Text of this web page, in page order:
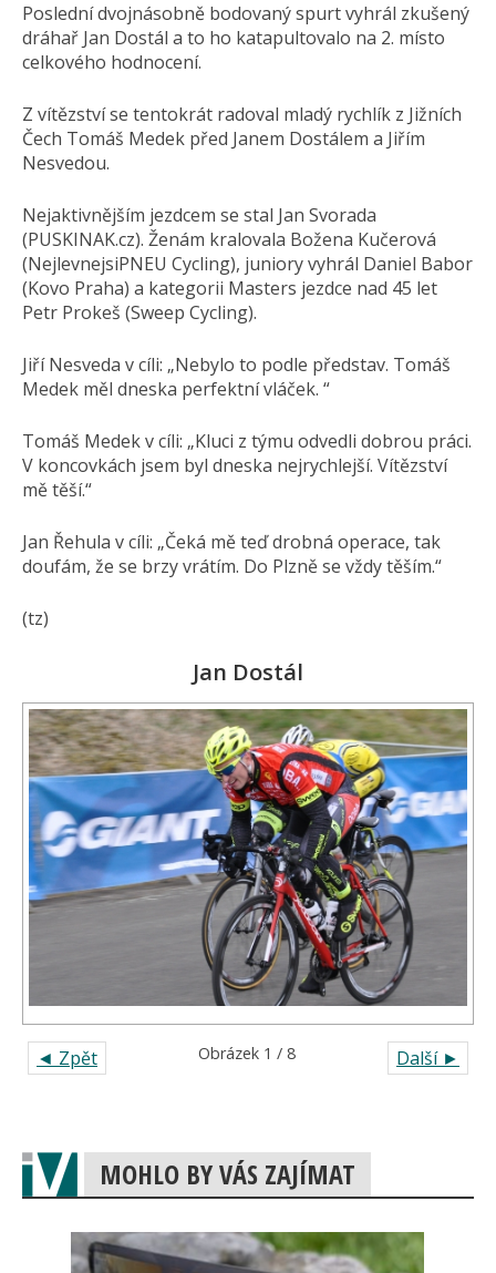
Poslední dvojnásobně bodovaný spurt vyhrál zkušený
dráhař Jan Dostál a to ho katapultovalo na 2. místo
celkového hodnocení.
Z vítězství se tentokrát radoval mladý rychlík z Jižních
Čech Tomáš Medek před Janem Dostálem a Jiřím
Nesvedou.
Nejaktivnějším jezdcem se stal Jan Svorada
(PUSKINAK.cz). Ženám kralovala Božena Kučerová
(NejlevnejsiPNEU Cycling), juniory vyhrál Daniel Babor
(Kovo Praha) a kategorii Masters jezdce nad 45 let
Petr Prokeš (Sweep Cycling).
Jiří Nesveda v cíli: „Nebylo to podle představ. Tomáš
Medek měl dneska perfektní vláček. “
Tomáš Medek v cíli: „Kluci z týmu odvedli dobrou práci.
V koncovkách jsem byl dneska nejrychlejší. Vítězství
mě těší.“
Jan Řehula v cíli: „Čeká mě teď drobná operace, tak
doufám, že se brzy vrátím. Do Plzně se vždy těším.“
(tz)
Jan Dostál
◄ Zpět Další ►
Obrázek 1 / 8
MOHLO BY VÁS ZAJÍMAT